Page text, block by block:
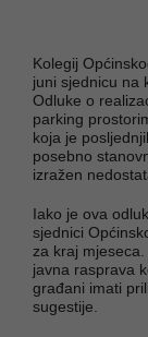
Kolegij
juni sjednicu na
Odluke o
parking
koja je
posebno
izražen
Iako je ova
sjednici
za kraj
javna rasprava
građani imati
sugestije.